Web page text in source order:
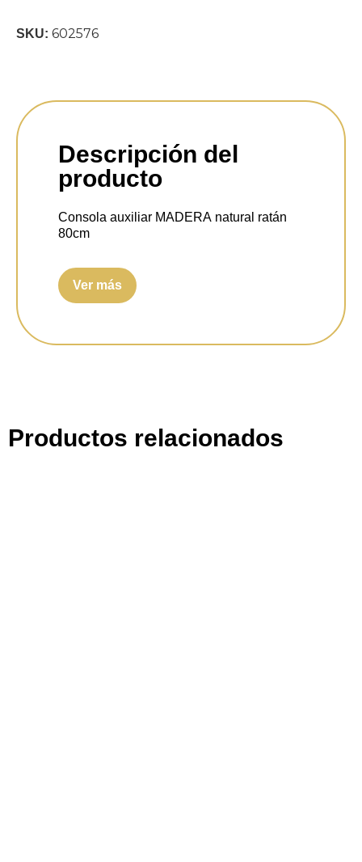
SKU: 602576
Descripción del
producto
Consola auxiliar MADERA natural ratán
80cm
Medidas: 80x40x78 centímetros.
Material: Madera de paulonia, DM y ratán
Ver más
Productos relacionados